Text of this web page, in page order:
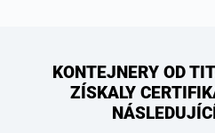
KONTEJNERY OD
ZÍSKALY